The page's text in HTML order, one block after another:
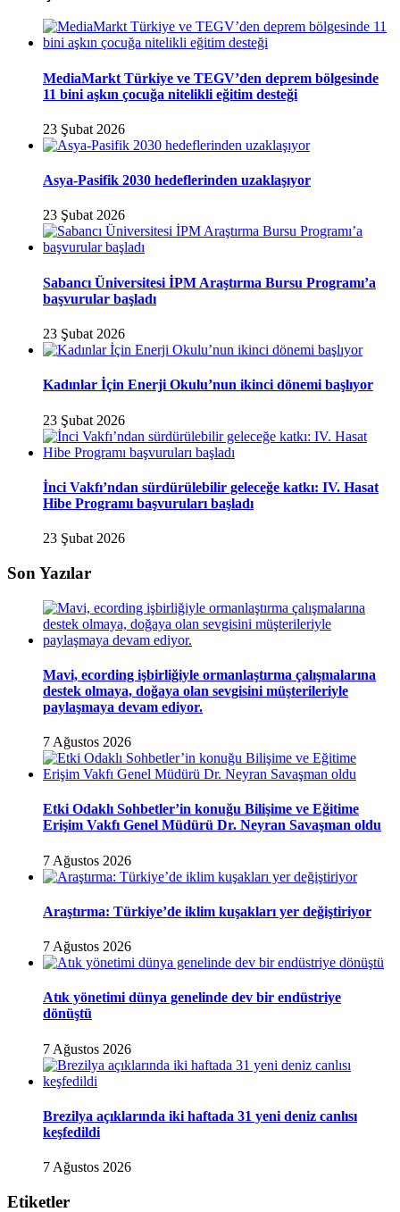
MediaMarkt Türkiye ve TEGV’den deprem bölgesinde
11 bini aşkın çocuğa nitelikli eğitim desteği
23 Şubat 2026
Asya-Pasifik 2030 hedeflerinden uzaklaşıyor
23 Şubat 2026
Sabancı Üniversitesi İPM Araştırma Bursu Programı’a
başvurular başladı
23 Şubat 2026
Kadınlar İçin Enerji Okulu’nun ikinci dönemi başlıyor
23 Şubat 2026
İnci Vakfı’ndan sürdürülebilir geleceğe katkı: IV. Hasat
Hibe Programı başvuruları başladı
23 Şubat 2026
Son Yazılar
Mavi, ecording işbirliğiyle ormanlaştırma çalışmalarına
destek olmaya, doğaya olan sevgisini müşterileriyle
paylaşmaya devam ediyor.
7 Ağustos 2026
Etki Odaklı Sohbetler’in konuğu Bilişime ve Eğitime
Erişim Vakfı Genel Müdürü Dr. Neyran Savaşman oldu
7 Ağustos 2026
Araştırma: Türkiye’de iklim kuşakları yer değiştiriyor
7 Ağustos 2026
Atık yönetimi dünya genelinde dev bir endüstriye
dönüştü
7 Ağustos 2026
Brezilya açıklarında iki haftada 31 yeni deniz canlısı
keşfedildi
7 Ağustos 2026
Etiketler